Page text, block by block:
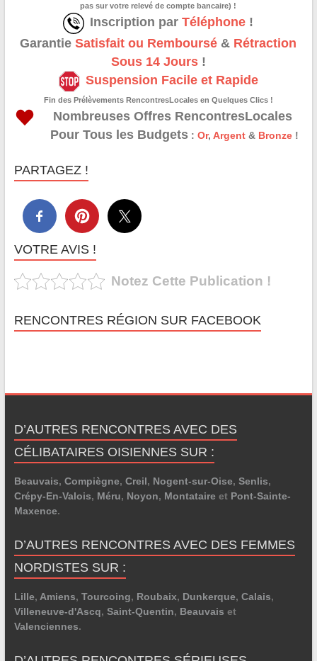
pas sur votre relevé de compte bancaire) !
Inscription parTéléphone !
GarantieSatisfait ou Remboursé & Rétraction
Sous 14 Jours!
Suspension Facile et Rapide
Fin des Prélèvements RencontresLocales en Quelques Clics !
Nombreuses Offres RencontresLocales
Pour Tous les Budgets: Or, Argent& Bronze!
PARTAGEZ !
VOTRE AVIS !
Notez Cette Publication !
RENCONTRES RÉGION SUR FACEBOOK
D’AUTRES RENCONTRES AVEC DES
CÉLIBATAIRES OISIENNES SUR :
Beauvais, Compiègne, Creil, Nogent-sur-Oise, Senlis,
Crépy-En-Valois, Méru, Noyon, Montataire et Pont-Sainte-
Maxence.
D’AUTRES RENCONTRES AVEC DES FEMMES
NORDISTES SUR :
Lille, Amiens, Tourcoing, Roubaix, Dunkerque, Calais,
Villeneuve-d'Ascq, Saint-Quentin, Beauvais et
Valenciennes.